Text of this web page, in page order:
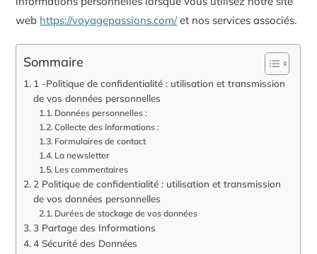
web https://voyagepassions.com/et nos services associés.
Sommaire
1 -Politique de confidentialité : utilisation et transmission
de vos données personnelles
Données personnelles :
Collecte des Informations :
Formulaires de contact
La newsletter
Les commentaires
2 Politique de confidentialité : utilisation et transmission
de vos données personnelles
Durées de stockage de vos données
3 Partage des Informations
4 Sécurité des Données